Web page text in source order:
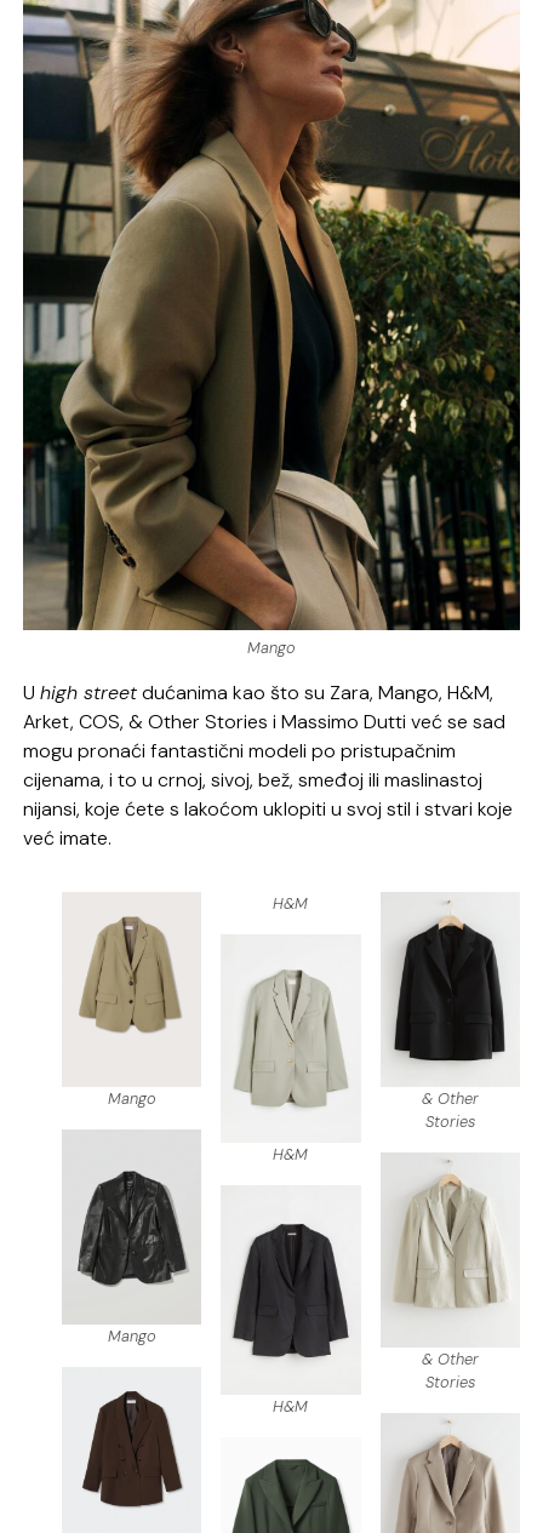
Mango
Uhigh streetdućanima kao što su Zara, Mango, H&M,
Arket, COS, & Other Stories i Massimo Dutti već se sad
mogu pronaći fantastični modeli po pristupačnim
cijenama, i to u crnoj, sivoj, bež, smeđoj ili maslinastoj
nijansi, koje ćete s lakoćom uklopiti u svoj stil i stvari koje
već imate.
Mango
Mango
H&M
H&M
H&M
& Other
Stories
& Other
Stories